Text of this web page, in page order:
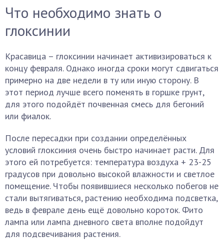
Что необходимо знать о
глоксинии
Красавица – глоксинии начинает активизироваться к
концу февраля. Однако иногда сроки могут сдвигаться
примерно на две недели в ту или иную сторону. В
этот период лучше всего поменять в горшке грунт,
для этого подойдёт почвенная смесь для бегоний
или фиалок.
После пересадки при создании определённых
условий глоксиния очень быстро начинает расти. Для
этого ей потребуется: температура воздуха + 23-25
градусов при довольно высокой влажности и светлое
помещение. Чтобы появившиеся несколько побегов не
стали вытягиваться, растению необходима подсветка,
ведь в феврале день ещё довольно короток. Фито
лампа или лампа дневного света вполне подойдут
для подсвечивания растения.